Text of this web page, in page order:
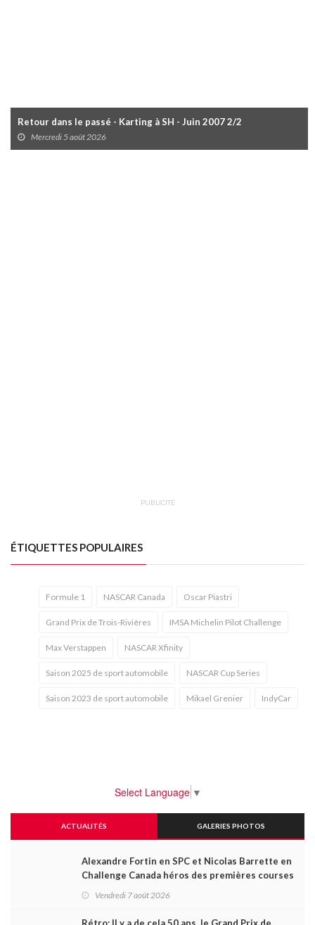
Retour dans le passé - Karting à SH - Juin 2007 2/2
Mercredi 5 août 2026
PUBLICITÉ
ÉTIQUETTES POPULAIRES
Formule 1 NASCAR Canada Oscar Piastri
Grand Prix de Trois-Rivières IMSA Michelin Pilot Challenge
Max Verstappen NASCAR Xfinity
Saison 2025 de sport automobile NASCAR Cup Series
Saison 2023 de sport automobile Mikael Grenier IndyCar
Select Language ▼
ACTUALITÉS GALERIES PHOTOS
Alexandre Fortin en SPC et Nicolas Barrette en
Challenge Canada héros des premières courses
Vendredi 7 août 2026